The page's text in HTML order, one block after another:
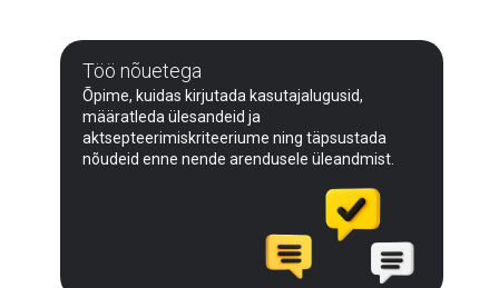
Töö nõuetega
Õpime, kuidas kirjutada kasutajalugusid,
määratleda ülesandeid ja
aktsepteerimiskriteeriume ning täpsustada
nõudeid enne nende arendusele üleandmist.